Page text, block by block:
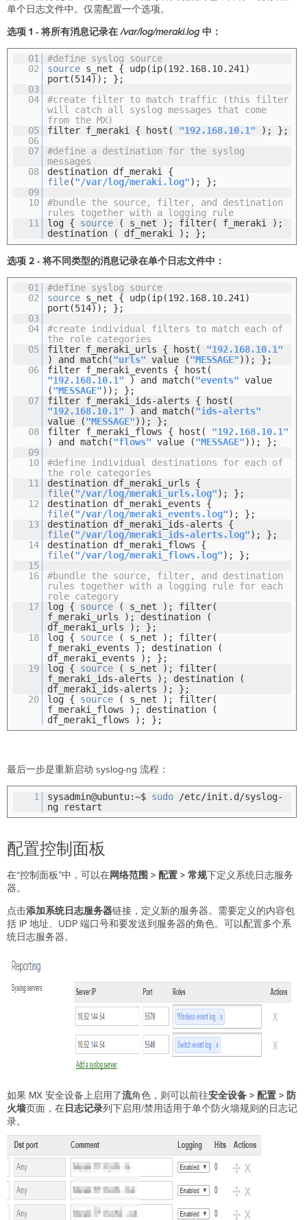
单个日志文件中。仅需配置一个选项。
选项 1 - 将所有消息记录在/var/log/meraki.log中：
01
#define syslog source
02
source s_net { udp(ip(192.168.10.241)
port(514)); };
03
04
#create filter to match traffic (this filter
will catch all syslog messages that come
from the MX)
05
filter f_meraki { host( "192.168.10.1"
); };
06
07
#define a destination for the syslog
messages
08
destination df_meraki {
file("/var/log/meraki.log"); };
09
10
#bundle the source, filter, and destination
rules together with a logging rule
11
log { source
( s_net ); filter( f_meraki );
destination ( df_meraki ); };
选项 2 - 将不同类型的消息记录在单个日志文件中：
01
#define syslog source
02
source s_net { udp(ip(192.168.10.241)
port(514)); };
03
04
#create individual filters to match each of
the role categories
05
filter f_meraki_urls { host( "192.168.10.1"
) and match("urls" value ("MESSAGE")); };
06
filter f_meraki_events { host(
"192.168.10.1"
) and match("events" value
("MESSAGE")); };
07
filter f_meraki_ids-alerts { host(
"192.168.10.1"
) and match("ids-alerts"
value ("MESSAGE")); };
08
filter f_meraki_flows { host( "192.168.10.1"
) and match("flows" value ("MESSAGE")); };
09
10
#define individual destinations for each of
the role categories
11
destination df_meraki_urls {
file("/var/log/meraki_urls.log"); };
12
destination df_meraki_events {
file("/var/log/meraki_events.log"); };
13
destination df_meraki_ids-alerts {
file("/var/log/meraki_ids-alerts.log"); };
14
destination df_meraki_flows {
file("/var/log/meraki_flows.log"); };
15
16
#bundle the source, filter, and destination
rules together with a logging rule for each
role category
17
log { source
( s_net ); filter(
f_meraki_urls ); destination (
df_meraki_urls ); };
18
log { source
( s_net ); filter(
f_meraki_events ); destination (
df_meraki_events ); };
19
log { source
( s_net ); filter(
f_meraki_ids-alerts ); destination (
df_meraki_ids-alerts ); };
20
log { source
( s_net ); filter(
f_meraki_flows ); destination (
df_meraki_flows ); };
最后一步是重新启动 syslog-ng 流程：
1 sysadmin@ubuntu:~$ sudo
/etc/init.d/syslog-
ng restart
配置控制面板
在“控制面板”中，可以在网络范围 > 配置 >常规下定义系统日志服务
器。
点击添加系统日志服务器链接，定义新的服务器。需要定义的内容包
括 IP 地址、UDP 端口号和要发送到服务器的角色。可以配置多个系
统日志服务器。
如果 MX 安全设备上启用了流角色，则可以前往安全设备 > 配置 > 防
火墙页面，在日志记录列下启用/禁用适用于单个防火墙规则的日志记
录。